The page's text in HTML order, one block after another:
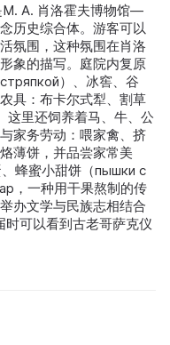
A. 肖洛霍夫博物馆—
历史综合体。游客可以
氛围，这种氛围在肖洛
象的描写。庭院内复原
）、冰窖、谷
具：布卡尔式犁、割草
这里还饲养着马、牛、公
家务劳动：喂家禽、挤
薄饼，并品尝家常美
蜂蜜小甜饼（пышки с
，一种用干果熬制的传
办文学与民族志相结合
可以看到古老哥萨克仪